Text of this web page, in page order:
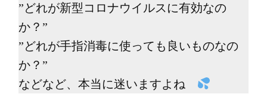
”どれが新型コロナウイルスに有効なの
か？”
”どれが手指消毒に使っても良いものなの
か？”
などなど、本当に迷いますよね